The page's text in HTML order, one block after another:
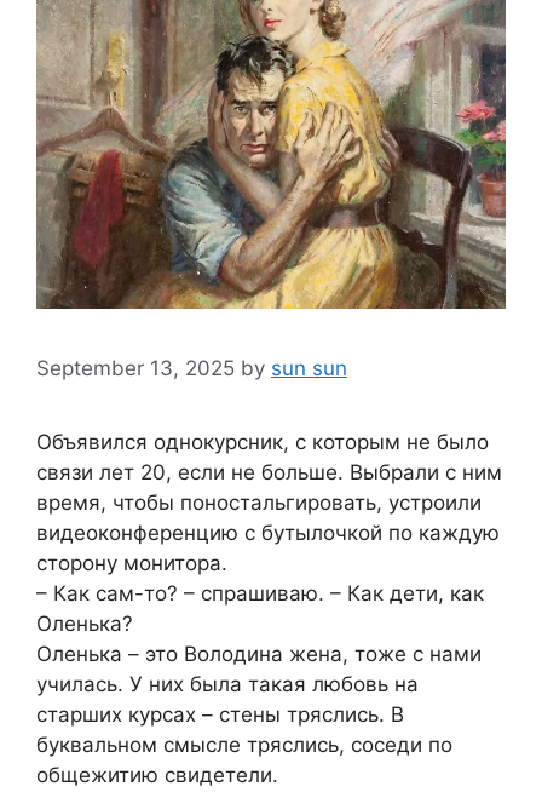
September 13, 2025 by sun sun
Объявился однокурсник, с которым не было
связи лет 20, если не больше. Выбрали с ним
время, чтобы поностальгировать, устроили
видеоконференцию с бутылочкой по каждую
сторону монитора.
– Как сам-то? – спрашиваю. – Как дети, как
Оленька?
Оленька – это Володина жена, тоже с нами
училась. У них была такая любовь на
старших курсах – стены тряслись. В
буквальном смысле тряслись, соседи по
общежитию свидетели.